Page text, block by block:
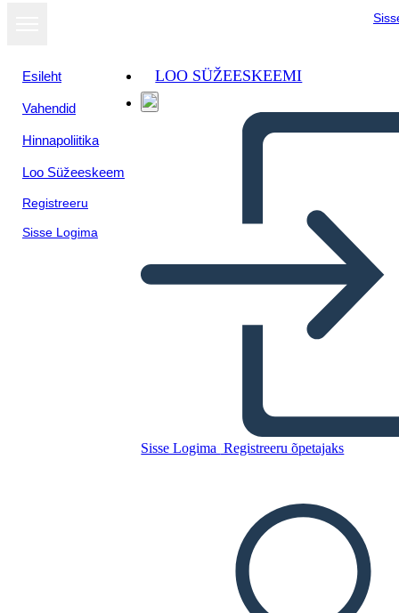
Esileht
Vahendid
Hinnapoliitika
Loo Süžeeskeem
Registreeru
Sisse Logima
LOO SÜŽEESKEEMI
Sisse Logima Registreeru õpetajaks
Kujundkeele Näited
Kopeerige see süžeeskeemid